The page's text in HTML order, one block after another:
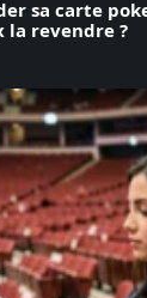
sa carte
la revendre ?